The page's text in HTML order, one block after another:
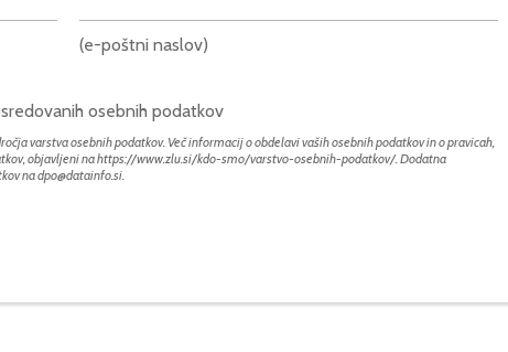
(e-poštni naslov)
osebnih podatkov
varstva osebnih podatkov. Več informacij o obdelavi vaših osebnih podatkov in o pravicah,
objavljeni nahttps://www.zlu.si/kdo-smo/varstvo-osebnih-podatkov/. Dodatna
nadpo@datainfo.si.